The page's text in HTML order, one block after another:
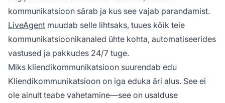
kommunikatsioon särab ja kus see vajab parandamist.
LiveAgent muudab selle lihtsaks, tuues kõik teie
kommunikatsioonikanaled ühte kohta, automatiseerides
vastused ja pakkudes 24/7 tuge.
Miks kliendikommunikatsioon suurendab edu
Kliendikommunikatsioon on iga eduka äri alus. See ei
ole ainult teabe vahetamine—see on usalduse